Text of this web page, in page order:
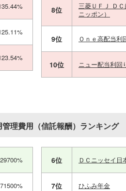
8位
三菱ＵＦＪ Ｄ
ニッポン）
9位 Ｏｎｅ高配当利
10位 ニュー配当利回
理費用（信託報酬）ランキング
6位 ＤＣニッセイ日
7位 ひふみ年金